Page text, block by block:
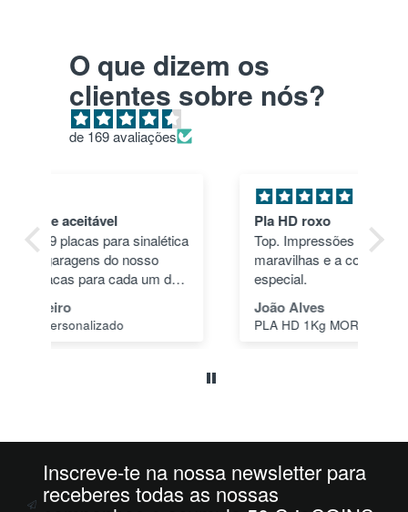
O que dizem os
clientes sobre nós?
de 169 avaliações
Pla HD roxo
Top. Impressões correram às mil
maravilhas e a cor deu um toque
especial.
PLA HD 1Kg MORADO WINKLE - LILÁS – WINKLE
Inscreve-te na nossa newsletter para
receberes todas as nossas